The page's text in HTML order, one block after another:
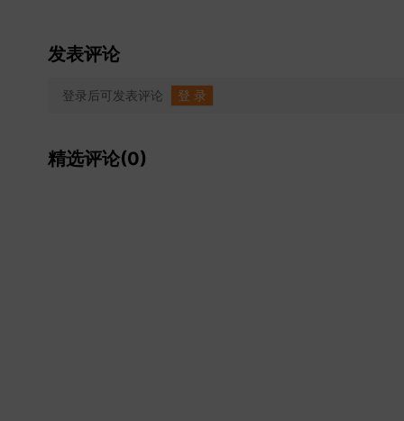
发表评论
登录后可发表评论 登 录
精选评论(0)